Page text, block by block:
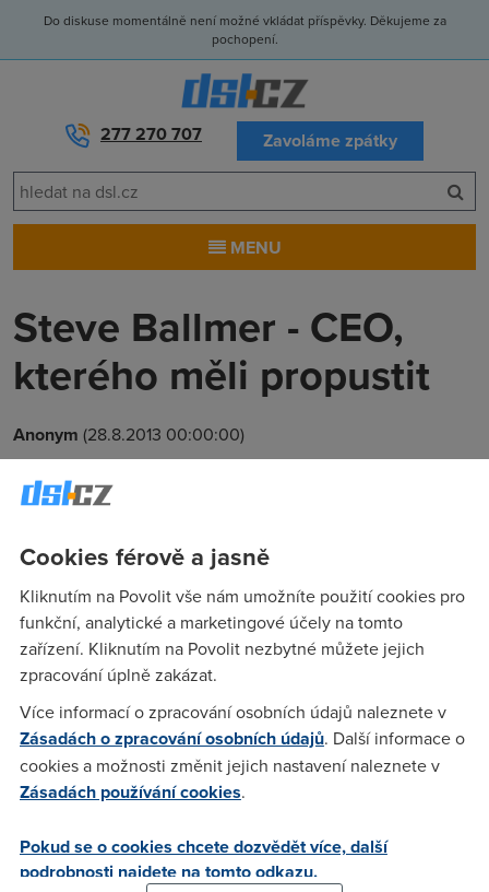
Do diskuse momentálně není možné vkládat příspěvky. Děkujeme za
pochopení.
277 270 707 Zavoláme zpátky
MENU
Steve Ballmer - CEO,
kterého měli propustit
Anonym (28.8.2013 00:00:00)
kormidlo Microsoftu. Trvalo to, za jeho panování jsme zažili
zanedbání internetu a cloudu, opuštěný e-book, Surface TR
miloš(28.8.2013 22:42:13)
déle než třináct let
anonym(28.8.2013 22:44:47)
povedené aspon podle mně ! co se týká win XP ty jsou
legendou a počítám že za 10 let ještě někde poběží a za 20
Cookies férově a jasně
Kliknutím na Povolit vše nám umožníte použití cookies pro
funkční, analytické a marketingové účely na tomto
zařízení. Kliknutím na Povolit nezbytné můžete jejich
zpracování úplně zakázat.
Více informací o zpracování osobních údajů naleznete v
Zásadách o zpracování osobních údajů. Další informace o
cookies a možnosti změnit jejich nastavení naleznete v
Zásadách používání cookies.
Pokud se o cookies chcete dozvědět více, další
podrobnosti najdete na tomto odkazu.